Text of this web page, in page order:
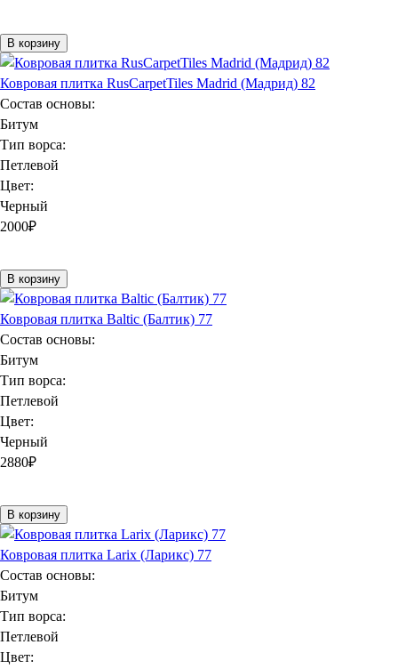
В корзину
Ковровая плитка RusCarpetTiles Madrid (Мадрид) 82
Состав основы:
Битум
Тип ворса:
Петлевой
Цвет:
Черный
2000₽
В корзину
Ковровая плитка Baltic (Балтик) 77
Состав основы:
Битум
Тип ворса:
Петлевой
Цвет:
Черный
2880₽
В корзину
Ковровая плитка Larix (Ларикс) 77
Состав основы:
Битум
Тип ворса:
Петлевой
Цвет: